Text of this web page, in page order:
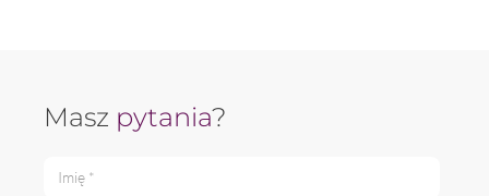
Masz pytania?